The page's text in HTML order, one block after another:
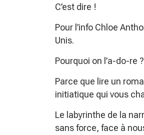
C’est dire !
Pour l’info Chloe
Unis.
Pourquoi on l’a-do-re ?
Parce que lire un
initiatique qui vous
Le labyrinthe de la
sans force, face à